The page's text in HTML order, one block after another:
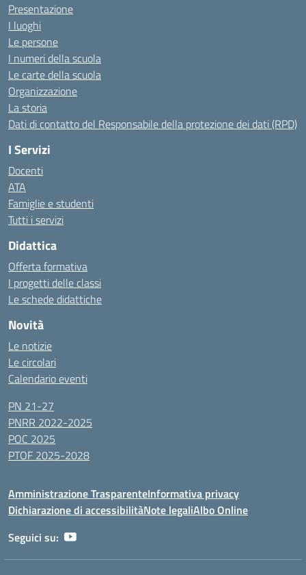
Presentazione
I luoghi
Le persone
I numeri della scuola
Le carte della scuola
Organizzazione
La storia
Dati di contatto del Responsabile della protezione dei dati (RPD)
I Servizi
Docenti
ATA
Famiglie e studenti
Tutti i servizi
Didattica
Offerta formativa
I progetti delle classi
Le schede didattiche
Novità
Le notizie
Le circolari
Calendario eventi
PN 21-27
PNRR 2022-2025
POC 2025
PTOF 2025-2028
Amministrazione TrasparenteInformativa privacy
Dichiarazione di accessibilitàNote legaliAlbo Online
Seguici su: